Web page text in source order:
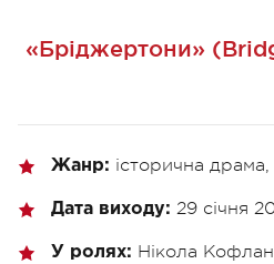
«Бріджертони»
Жанр: історична
Дата виходу: 29 січня
У ролях: Нікола